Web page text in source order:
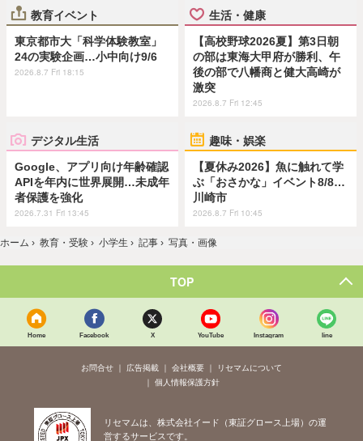
教育イベント
東京都市大「科学体験教室」
24の実験企画…小中向け9/6
2026.8.7 Fri 18:15
生活・健康
【高校野球2026夏】第3日朝
の部は東海大甲府が勝利、午
後の部で八幡商と健大高崎が
激突
2026.8.7 Fri 12:45
デジタル生活
Google、アプリ向け年齢確認
APIを年内に世界展開…未成年
者保護を強化
2026.7.31 Fri 13:45
趣味・娯楽
【夏休み2026】魚に触れて学
ぶ「おさかな」イベント8/8…
川崎市
2026.8.7 Fri 10:45
ホーム › 教育・受験 › 小学生 › 記事 › 写真・画像
TOP
Home Facebook X YouTube Instagram line
お問合せ 広告掲載 会社概要
リセマムについて
個人情報保護方針
リセマムは、株式会社イード（東証グロース上場）の運
営するサービスです。